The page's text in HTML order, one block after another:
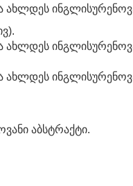
ახლდეს
ახლდეს
ახლდეს
აბსტრაქტი.